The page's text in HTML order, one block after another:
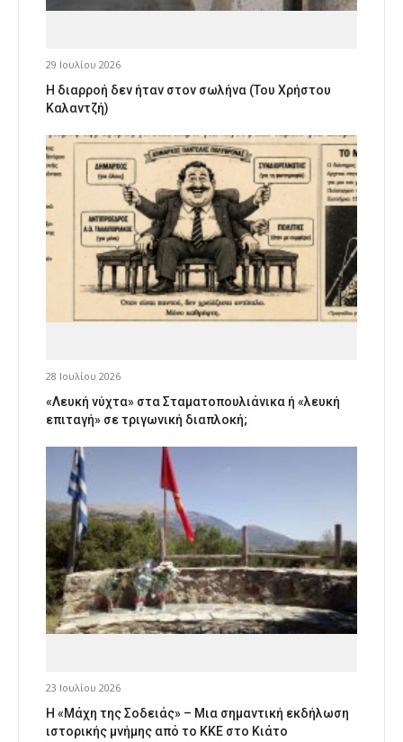
29 Ιουλίου 2026
Η διαρροή δεν ήταν στον σωλήνα (Του Χρήστου
Καλαντζή)
28 Ιουλίου 2026
«Λευκή νύχτα» στα Σταματοπουλιάνικα ή «λευκή
επιταγή» σε τριγωνική διαπλοκή;
23 Ιουλίου 2026
Η «Μάχη της Σοδειάς» – Μια σημαντική εκδήλωση
ιστορικής μνήμης από το ΚΚΕ στο Κιάτο